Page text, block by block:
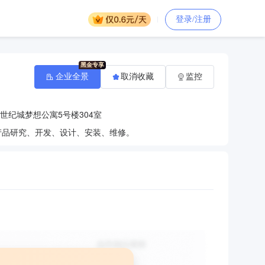
登录/注册
纪城梦想公寓5号楼304室
研究、开发、设计、安装、维修。
企业全景 取消收藏 监控